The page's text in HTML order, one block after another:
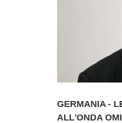
GERMANIA -
ALL'ONDA